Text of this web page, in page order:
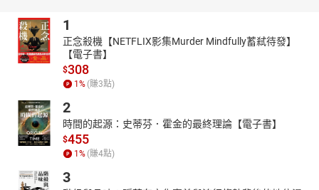
課題的關聯； 3.神的道如何重塑你對這課題的信念，並帶出行動。
幫助讀者重塑信念，重整思維再出發！
｜作者簡介｜
，新加坡神學院院長。生於馬來西亞，定居新加坡。先
碩士（2000），新加坡國立大學哲學碩士（2005），英格蘭埃克塞
特大學哲學博士（2008）。
四個博碩士學位並未將他禁錮於象牙塔內，每一個研究生涯，都始
以致用地投身於教會牧職、神學教育、報章論壇，畢生致力於實踐
1
正念殺機【NETFLIX影集Murder Mindfully蓄弒待發】
【電子書】
$308
1 % (賺3點)
2
時間的起源：史蒂芬．霍金的最終理論【電子書】
$455
1 % (賺4點)
3